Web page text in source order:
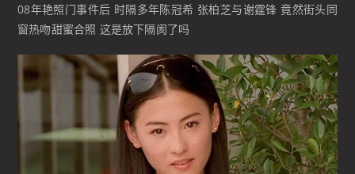
08年艳照门事件后 时隔多年陈冠希 张柏芝与谢霆锋 竟然街头同
窗热吻甜蜜合照 这是放下隔阂了吗